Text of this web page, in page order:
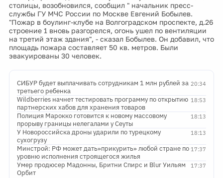
столицы, возобновился, сообщил " начальник пресс-
службы ГУ МЧС России по Москве Евгений Бобылев.
"Пожар в боулинг-клубе на Волгоградском проспекте, д.26
строение 1 вновь разгорелся, огонь ушел по вентиляции
на третий этаж здания", - сказал Бобылев. Он добавил, что
площадь пожара составляет 50 кв. метров. Были
эвакуированы 30 человек.
20:34
СИБУР будет выплачивать сотрудникам 1 млн рублей за
третьего ребенка
18:53
Wildberries начнет тестировать программу по открытию
партнерских хабов для хранения товаров
18:13
Полиция Марокко готовится к новому массовому
прорыву границы нелегалами у Сеуты
18:13
У Новороссийска дроны ударили по турецкому
сухогрузу
17:37
Минстрой: РФ может дать»прикурить» любой стране по
уровню исполнения строящегося жилья
17:37
Умер продюсер Мадонны, Бритни Спирс и Blur Уильям
Орбит